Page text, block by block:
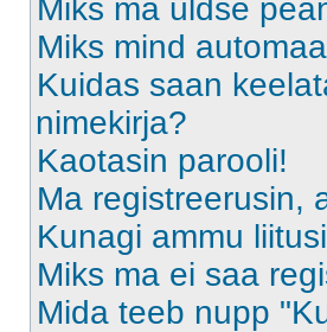
Miks ma üldse
Miks mind
Kuidas saan
nimekirja?
Kaotasin parooli!
Ma registreerusin,
Kunagi ammu
Miks ma ei saa
Mida teeb nupp